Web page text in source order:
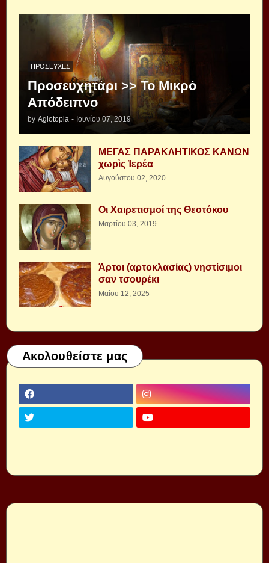
ΠΡΟΣΕΥΧΈΣ
Προσευχητάρι >> Το Μικρό
Απόδειπνο
by Agiotopia - Ιουνίου 07, 2019
ΜΕΓΑΣ ΠΑΡΑΚΛΗΤΙΚΟΣ ΚΑΝΩΝ
χωρὶς Ἱερέα
Αυγούστου 02, 2020
Οι Χαιρετισμοί της Θεοτόκου
Μαρτίου 03, 2019
Άρτοι (αρτοκλασίας) νηστίσιμοι
σαν τσουρέκι
Μαΐου 12, 2025
Ακολουθείστε μας